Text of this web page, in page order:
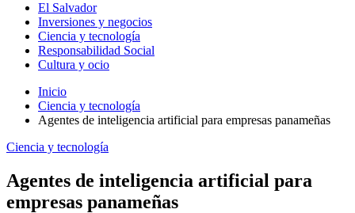
El Salvador
Inversiones y negocios
Ciencia y tecnología
Responsabilidad Social
Cultura y ocio
Inicio
Ciencia y tecnología
Agentes de inteligencia artificial para empresas panameñas
Ciencia y tecnología
Agentes de inteligencia artificial para
empresas panameñas